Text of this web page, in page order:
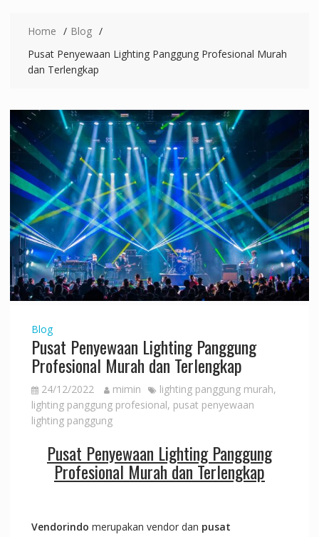
Home
Blog
Pusat Penyewaan Lighting Panggung Profesional Murah
dan Terlengkap
Blog
Pusat Penyewaan Lighting Panggung
Profesional Murah dan Terlengkap
24/12/2022 mimin lighting panggung murah,
lighting panggung profesional, pusat penyewaan
lighting panggung
Pusat Penyewaan Lighting Panggung
Profesional Murah dan Terlengkap
Vendorindo merupakan vendor dan pusat